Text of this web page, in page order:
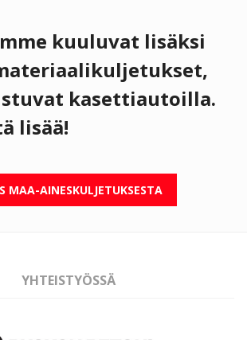
kuuluvat lisäksi
kasettiautoilla.
lisää!
MAA-AINESKULJETUKSESTA
YHTEISTYÖSSÄ